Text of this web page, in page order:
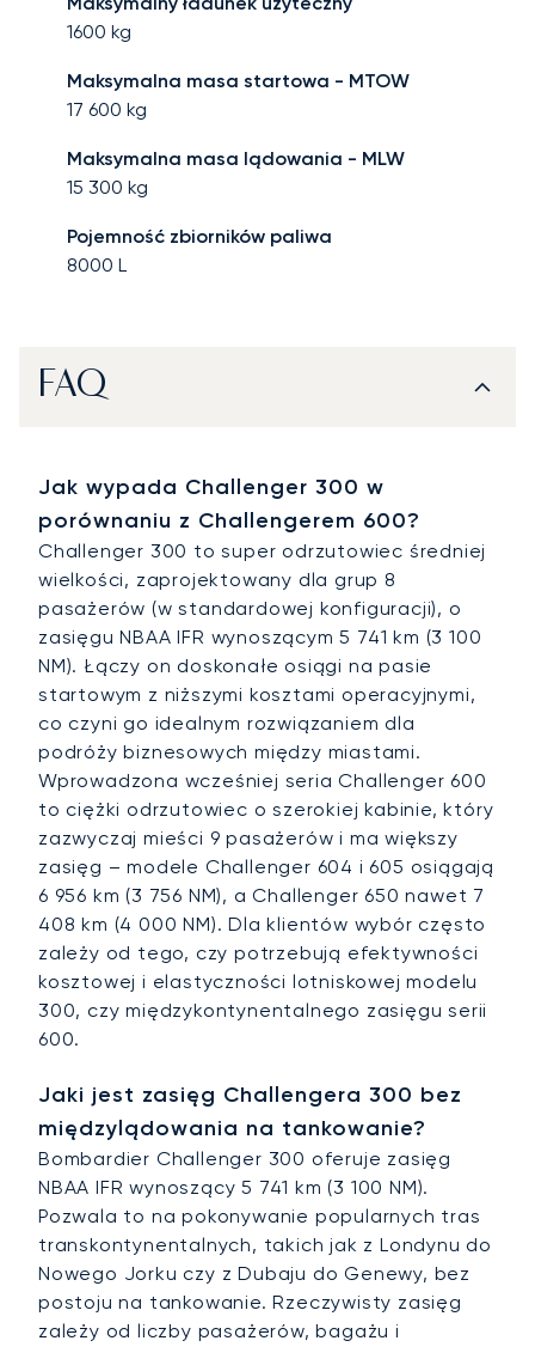
1600 kg
Maksymalna masa startowa - MTOW
17 600 kg
Maksymalna masa lądowania - MLW
15 300 kg
Pojemność zbiorników paliwa
8000 L
FAQ
Jak wypada Challenger 300 w
porównaniu z Challengerem 600?
Challenger 300 to super odrzutowiec średniej
wielkości, zaprojektowany dla grup 8
pasażerów (w standardowej konfiguracji), o
zasięgu NBAA IFR wynoszącym 5 741 km (3 100
NM). Łączy on doskonałe osiągi na pasie
startowym z niższymi kosztami operacyjnymi,
co czyni go idealnym rozwiązaniem dla
podróży biznesowych między miastami.
Wprowadzona wcześniej seria Challenger 600
to ciężki odrzutowiec o szerokiej kabinie, który
zazwyczaj mieści 9 pasażerów i ma większy
zasięg – modele Challenger 604 i 605 osiągają
6 956 km (3 756 NM), a Challenger 650 nawet 7
408 km (4 000 NM). Dla klientów wybór często
zależy od tego, czy potrzebują efektywności
kosztowej i elastyczności lotniskowej modelu
300, czy międzykontynentalnego zasięgu serii
600.
Jaki jest zasięg Challengera 300 bez
międzylądowania na tankowanie?
Bombardier Challenger 300 oferuje zasięg
NBAA IFR wynoszący 5 741 km (3 100 NM).
Pozwala to na pokonywanie popularnych tras
transkontynentalnych, takich jak z Londynu do
Nowego Jorku czy z Dubaju do Genewy, bez
postoju na tankowanie. Rzeczywisty zasięg
zależy od liczby pasażerów, bagażu i